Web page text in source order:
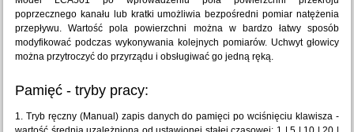
poprzecznego kanału lub kratki umożliwia bezpośredni pomiar natężenia
przepływu. Wartość pola powierzchni można w bardzo łatwy sposób
modyfikować podczas wykonywania kolejnych pomiarów. Uchwyt głowicy
można przytroczyć do przyrządu i obsługiwać go jedną ręką.
Pamięć - tryby pracy:
1. Tryb ręczny (Manual) zapis danych do pamięci po wciśnięciu klawisza -